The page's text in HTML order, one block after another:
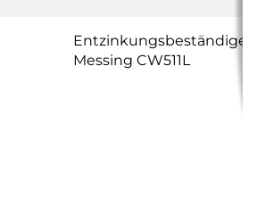
Entzinkungsbeständiges
Messing CW511L